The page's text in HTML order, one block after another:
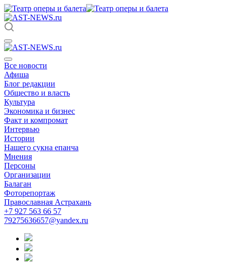
Все новости
Афиша
Блог редакции
Общество и власть
Культура
Экономика и бизнес
Факт и компромат
Интервью
Истории
Нашего сукна епанча
Мнения
Персоны
Организации
Балаган
Фоторепортаж
Православная Астрахань
+7 927 563 66 57
79275636657@yandex.ru